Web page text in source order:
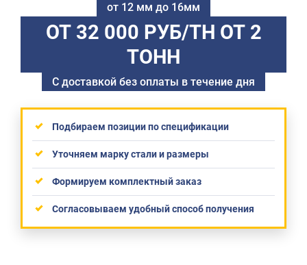
от 12 мм до 16мм
ОТ 32 000 РУБ/ТН ОТ 2
ТОНН
С доставкой без оплаты в течение дня
Подбираем позиции по спецификации
Уточняем марку стали и размеры
Формируем комплектный заказ
Согласовываем удобный способ получения